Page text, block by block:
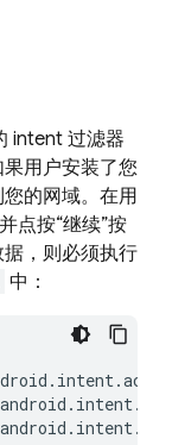
intent 过滤器
用户安装了您
的网域。在用
点按“继续”按
，则必须执行
中：